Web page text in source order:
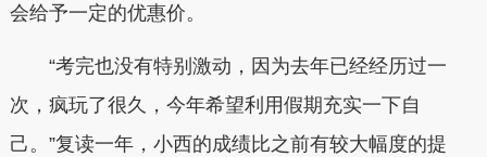
会给予一定的优惠价。
“考完也没有特别激动，因为去年已经经历过一
次，疯玩了很久，今年希望利用假期充实一下自
己。”复读一年，小西的成绩比之前有较大幅度的提